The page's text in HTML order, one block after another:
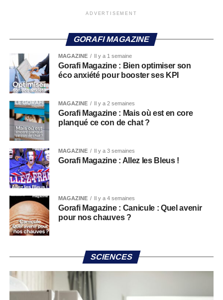
ADVERTISEMENT
GORAFI MAGAZINE
MAGAZINE Il y a 1 semaine
Gorafi Magazine : Bien optimiser son
éco anxiété pour booster ses KPI
MAGAZINE Il y a 2 semaines
Gorafi Magazine : Mais où est en core
planqué ce con de chat ?
MAGAZINE Il y a 3 semaines
Gorafi Magazine : Allez les Bleus !
MAGAZINE Il y a 4 semaines
Gorafi Magazine : Canicule : Quel avenir
pour nos chauves ?
SCIENCES